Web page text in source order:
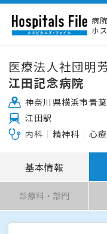
病
ホ
医療法人社団明
江田記念病院
神奈川県横浜市青
江田駅
内科
精神科 心
基本情報
診療科・部門